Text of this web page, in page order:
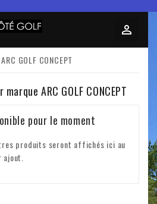
ARC GOLF CONCEPT
ARC GOLF CONCEPT
pour le moment
produits seront affichés ici au